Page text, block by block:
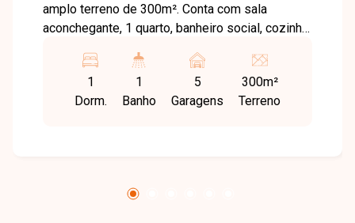
amplo terreno de 300m². Conta com sala
aconchegante, 1 quarto, banheiro social, cozinha
garagem. Um espaço versátil, ideal para quem
busca tranquilidade e praticidade.
1
Dorm.
1
Banho
5
Garagens
300m²
Terreno